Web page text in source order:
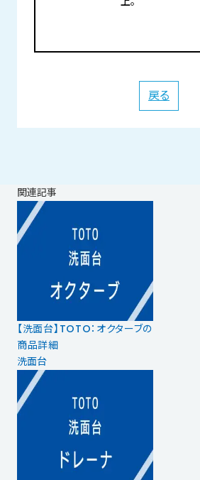
戻る
関連記事
【洗面台】TOTO：オクターブの
商品詳細
洗面台